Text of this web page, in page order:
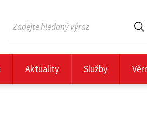
Aktuality Služby